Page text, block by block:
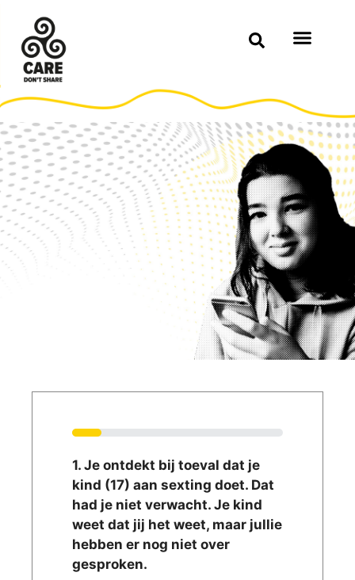
DOE DE TEST!
Check hier hoe jouw reactie en
emoties van je kind.
14%
1. Je ontdekt bij toeval dat je
kind (17) aan sexting doet. Dat
had je niet verwacht. Je kind
weet dat jij het weet, maar jullie
hebben er nog niet over
gesproken.